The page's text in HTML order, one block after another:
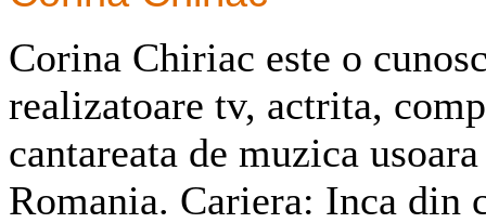
Corina Chiriac este o
realizatoare tv, actrita,
cantareata de muzica
Romania. Cariera: Inca din